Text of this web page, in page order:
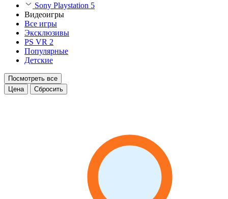
Sony Playstation 5
Видеоигры
Все игры
Эксклюзивы
PS VR 2
Популярные
Детские
Посмотреть все
Цена
Сбросить